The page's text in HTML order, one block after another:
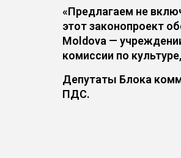
«Предлагаем не
этот законопроект
Moldova —
комиссии по
Депутаты Блока
ПДС.